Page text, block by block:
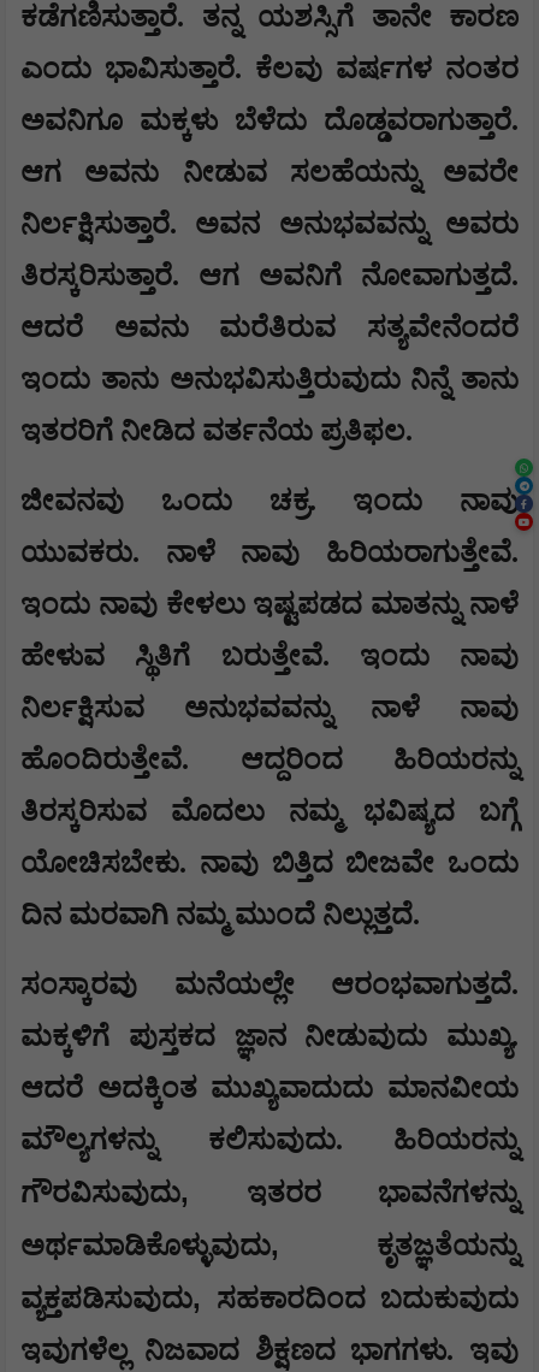
ಕಡೆಗಣಿಸುತ್ತಾರೆ. ತನ್ನ ಯಶಸ್ಸಿಗೆ ತಾನೇ ಕಾರಣ
ಎಂದು ಭಾವಿಸುತ್ತಾರೆ. ಕೆಲವು ವರ್ಷಗಳ ನಂತರ
ಅವನಿಗೂ ಮಕ್ಕಳು ಬೆಳೆದು ದೊಡ್ಡವರಾಗುತ್ತಾರೆ.
ಆಗ ಅವನು ನೀಡುವ ಸಲಹೆಯನ್ನು ಅವರೇ
ನಿರ್ಲಕ್ಷಿಸುತ್ತಾರೆ. ಅವನ ಅನುಭವವನ್ನು ಅವರು
ತಿರಸ್ಕರಿಸುತ್ತಾರೆ. ಆಗ ಅವನಿಗೆ ನೋವಾಗುತ್ತದೆ.
ಆದರೆ ಅವನು ಮರೆತಿರುವ ಸತ್ಯವೇನೆಂದರೆ
ಇಂದು ತಾನು ಅನುಭವಿಸುತ್ತಿರುವುದು ನಿನ್ನೆ ತಾನು
ಇತರರಿಗೆ ನೀಡಿದ ವರ್ತನೆಯ ಪ್ರತಿಫಲ.
ಜೀವನವು ಒಂದು ಚಕ್ರ. ಇಂದು ನಾವು
ಯುವಕರು. ನಾಳೆ ನಾವು ಹಿರಿಯರಾಗುತ್ತೇವೆ.
ಇಂದು ನಾವು ಕೇಳಲು ಇಷ್ಟಪಡದ ಮಾತನ್ನು ನಾಳೆ
ಹೇಳುವ ಸ್ಥಿತಿಗೆ ಬರುತ್ತೇವೆ. ಇಂದು ನಾವು
ನಿರ್ಲಕ್ಷಿಸುವ ಅನುಭವವನ್ನು ನಾಳೆ ನಾವು
ಹೊಂದಿರುತ್ತೇವೆ. ಆದ್ದರಿಂದ ಹಿರಿಯರನ್ನು
ತಿರಸ್ಕರಿಸುವ ಮೊದಲು ನಮ್ಮ ಭವಿಷ್ಯದ ಬಗ್ಗೆ
ಯೋಚಿಸಬೇಕು. ನಾವು ಬಿತ್ತಿದ ಬೀಜವೇ ಒಂದು
ದಿನ ಮರವಾಗಿ ನಮ್ಮ ಮುಂದೆ ನಿಲ್ಲುತ್ತದೆ.
ಸಂಸ್ಕಾರವು ಮನೆಯಲ್ಲೇ ಆರಂಭವಾಗುತ್ತದೆ.
ಮಕ್ಕಳಿಗೆ ಪುಸ್ತಕದ ಜ್ಞಾನ ನೀಡುವುದು ಮುಖ್ಯ.
ಆದರೆ ಅದಕ್ಕಿಂತ ಮುಖ್ಯವಾದುದು ಮಾನವೀಯ
ಮೌಲ್ಯಗಳನ್ನು ಕಲಿಸುವುದು. ಹಿರಿಯರನ್ನು
ಗೌರವಿಸುವುದು, ಇತರರ ಭಾವನೆಗಳನ್ನು
ಅರ್ಥಮಾಡಿಕೊಳ್ಳುವುದು, ಕೃತಜ್ಞತೆಯನ್ನು
ವ್ಯಕ್ತಪಡಿಸುವುದು, ಸಹಕಾರದಿಂದ ಬದುಕುವುದು
ಇವುಗಳೆಲ್ಲ ನಿಜವಾದ ಶಿಕ್ಷಣದ ಭಾಗಗಳು. ಇವು